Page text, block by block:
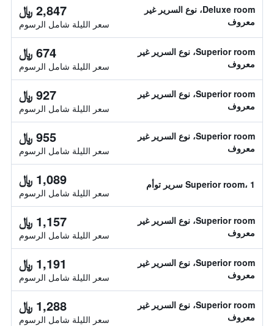
Deluxe room، نوع السرير غير
معروف
2,847 ﷼
سعر الليلة شامل الرسوم
Superior room، نوع السرير غير
معروف
674 ﷼
سعر الليلة شامل الرسوم
Superior room، نوع السرير غير
معروف
927 ﷼
سعر الليلة شامل الرسوم
Superior room، نوع السرير غير
معروف
955 ﷼
سعر الليلة شامل الرسوم
Superior room، 1 سرير توأم 1,089 ﷼
سعر الليلة شامل الرسوم
Superior room، نوع السرير غير
معروف
1,157 ﷼
سعر الليلة شامل الرسوم
Superior room، نوع السرير غير
معروف
1,191 ﷼
سعر الليلة شامل الرسوم
Superior room، نوع السرير غير
معروف
1,288 ﷼
سعر الليلة شامل الرسوم